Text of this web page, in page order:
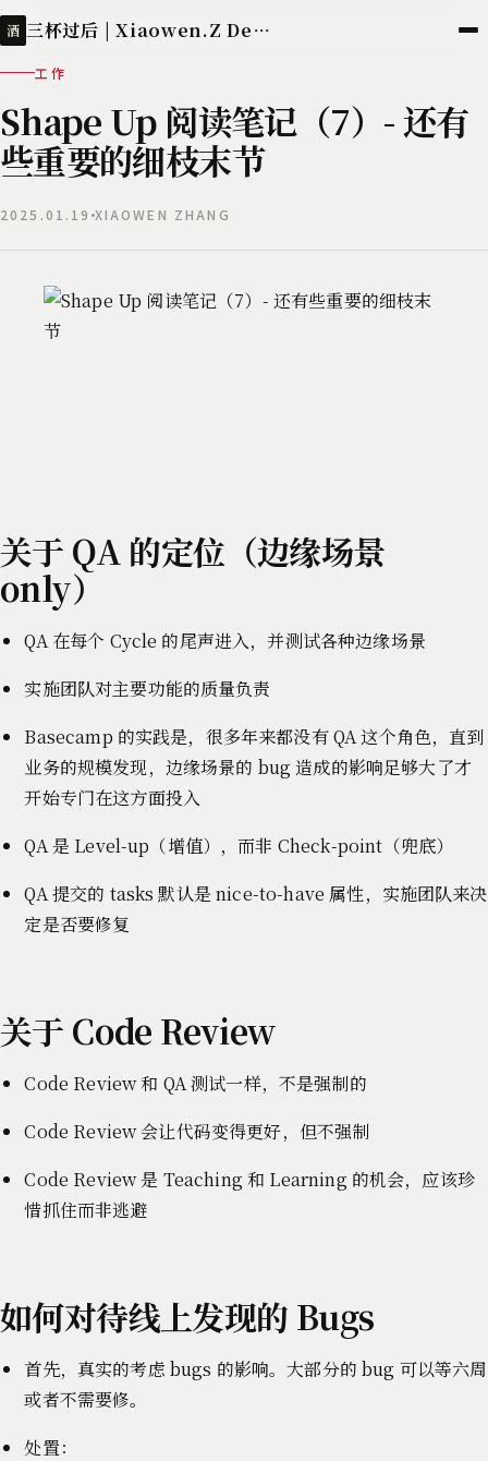
酒 三杯过后 | Xiaowen.Z Deployed
工作
Shape Up 阅读笔记（7）- 还有
些重要的细枝末节
2025.01.19 XIAOWEN ZHANG
关于 QA 的定位（边缘场景
only）
QA 在每个 Cycle 的尾声进入，并测试各种边缘场景
实施团队对主要功能的质量负责
Basecamp 的实践是，很多年来都没有 QA 这个角色，直到
业务的规模发现，边缘场景的 bug 造成的影响足够大了才
开始专门在这方面投入
QA 是 Level-up（增值），而非 Check-point（兜底）
QA 提交的 tasks 默认是 nice-to-have 属性，实施团队来决
定是否要修复
关于 Code Review
Code Review 和 QA 测试一样，不是强制的
Code Review 会让代码变得更好，但不强制
Code Review 是 Teaching 和 Learning 的机会，应该珍
惜抓住而非逃避
如何对待线上发现的 Bugs
首先，真实的考虑 bugs 的影响。大部分的 bug 可以等六周
或者不需要修。
处置：